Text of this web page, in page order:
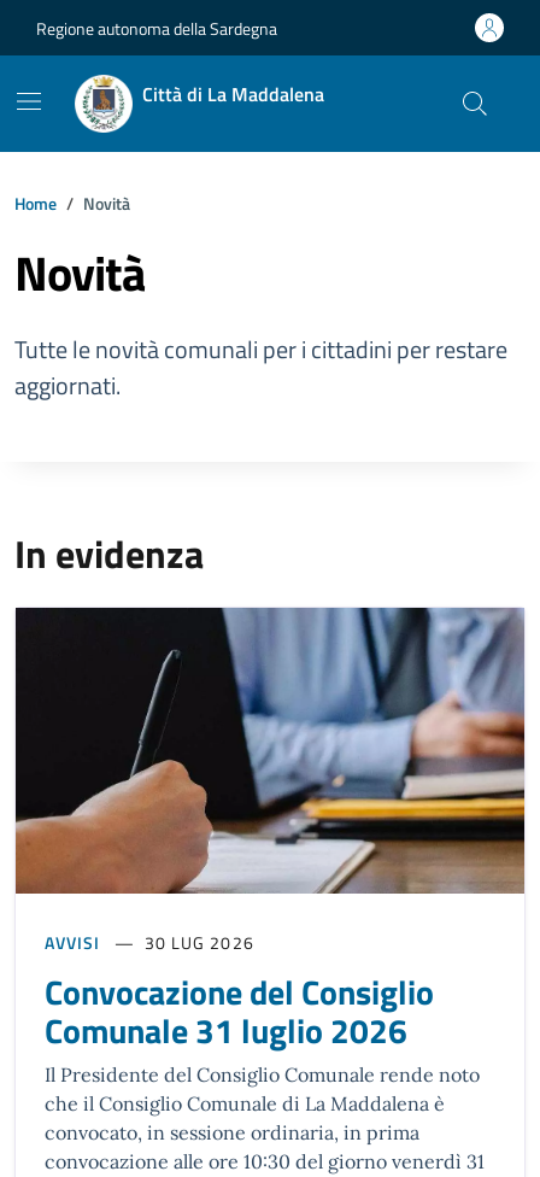
Regione autonoma della Sardegna
Città di La Maddalena
Home Novità
Novità
Tutte le novità comunali per i cittadini per restare
aggiornati.
In evidenza
AVVISI 30 LUG 2026
Convocazione del Consiglio
Comunale 31 luglio 2026
Il Presidente del Consiglio Comunale rende noto
che il Consiglio Comunale di La Maddalena è
convocato, in sessione ordinaria, in prima
convocazione alle ore 10:30 del giorno venerdì 31